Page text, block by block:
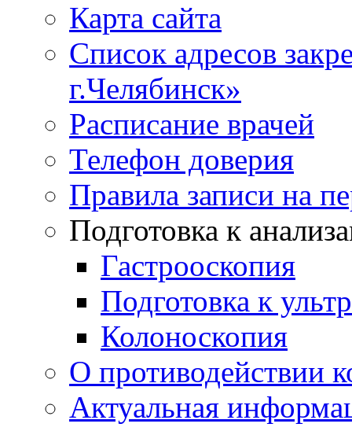
Карта сайта
Список адресов
г.Челябинск»
Расписание врачей
Телефон доверия
Правила записи на
Подготовка к
Гастрооскопия
Подготовка к
Колоноскопия
О противодействии
Актуальная